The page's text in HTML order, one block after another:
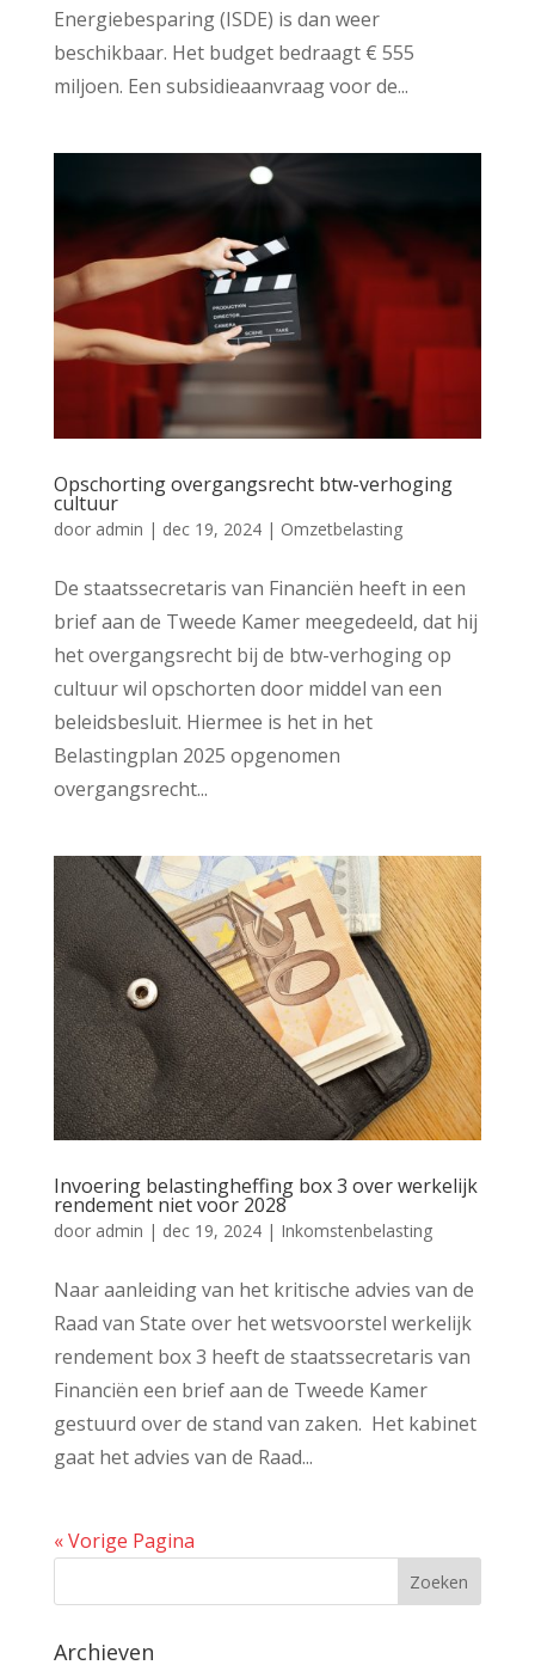
Energiebesparing (ISDE) is dan weer
beschikbaar. Het budget bedraagt € 555
miljoen. Een subsidieaanvraag voor de...
Opschorting overgangsrecht btw-verhoging
cultuur
door admin | dec 19, 2024| Omzetbelasting
De staatssecretaris van Financiën heeft in een
brief aan de Tweede Kamer meegedeeld, dat hij
het overgangsrecht bij de btw-verhoging op
cultuur wil opschorten door middel van een
beleidsbesluit. Hiermee is het in het
Belastingplan 2025 opgenomen
overgangsrecht...
Invoering belastingheffing box 3 over werkelijk
rendement niet voor 2028
door admin | dec 19, 2024| Inkomstenbelasting
Naar aanleiding van het kritische advies van de
Raad van State over het wetsvoorstel werkelijk
rendement box 3 heeft de staatssecretaris van
Financiën een brief aan de Tweede Kamer
gestuurd over de stand van zaken. Het kabinet
gaat het advies van de Raad...
« Vorige Pagina
Archieven